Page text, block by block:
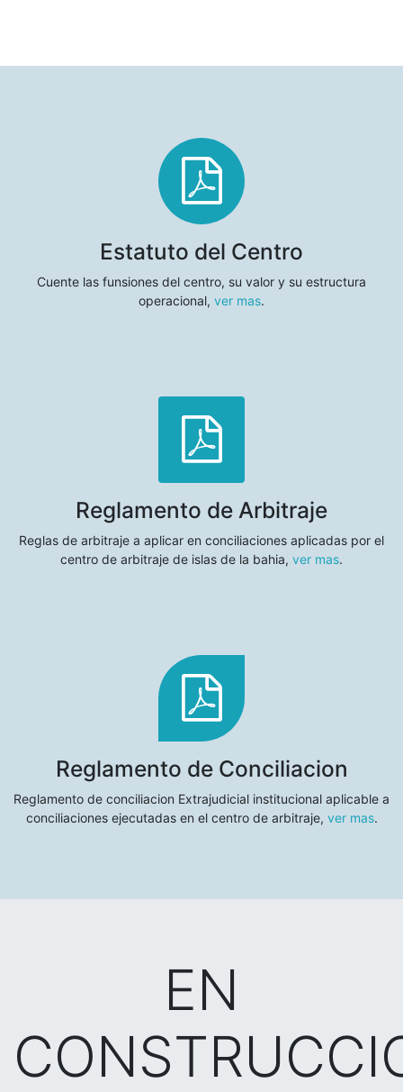
Estatuto del Centro
Cuente las funsiones del centro, su valor y su estructura
operacional, ver mas.
Reglamento de Arbitraje
Reglas de arbitraje a aplicar en conciliaciones aplicadas por el
centro de arbitraje de islas de la bahia, ver mas.
Reglamento de Conciliacion
Reglamento de conciliacion Extrajudicial institucional aplicable a
conciliaciones ejecutadas en el centro de arbitraje, ver mas.
EN